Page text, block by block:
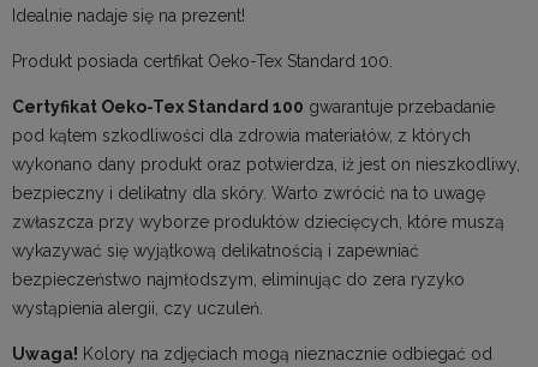
Idealnie nadaje się na prezent!
Produkt posiada certfikat Oeko-Tex Standard 100.
Certyfikat Oeko-Tex Standard 100 gwarantuje przebadanie
pod kątem szkodliwości dla zdrowia materiałów, z których
wykonano dany produkt oraz potwierdza, iż jest on nieszkodliwy,
bezpieczny i delikatny dla skóry. Warto zwrócić na to uwagę
zwłaszcza przy wyborze produktów dziecięcych, które muszą
wykazywać się wyjątkową delikatnością i zapewniać
bezpieczeństwo najmłodszym, eliminując do zera ryzyko
wystąpienia alergii, czy uczuleń.
Uwaga! Kolory na zdjęciach mogą nieznacznie odbiegać od